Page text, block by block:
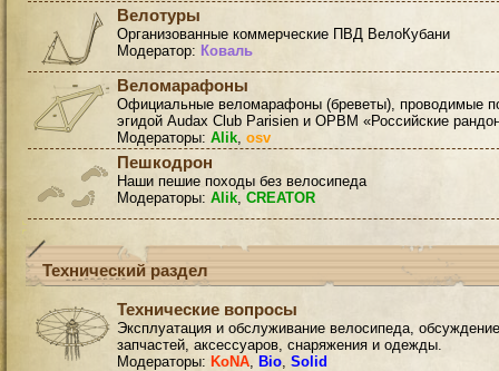
Велотуры
Организованные коммерческие ПВД ВелоКубани
Модератор: Коваль
Веломарафоны
Официальные веломарафоны (бреветы), проводимые
эгидой Audax Club Parisien и ОРВМ «Российские
Модераторы: Alik, osv
Пешкодрон
Наши пешие походы без велосипеда
Модераторы: Alik, CREATOR
Технический раздел
Технические вопросы
Эксплуатация и обслуживание велосипеда, обсуждение
запчастей, аксессуаров, снаряжения и одежды.
Модераторы: KoNA, Bio, Solid